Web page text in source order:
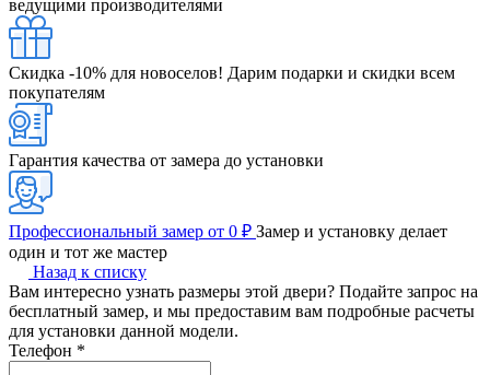
ведущими производителями
Скидка -10% для новоселов! Дарим подарки и скидки всем
покупателям
Гарантия качества от замера до установки
Профессиональный замер от 0 ₽ Замер и установку делает
один и тот же мастер
Назад к списку
Вам интересно узнать размеры этой двери? Подайте запрос на
бесплатный замер, и мы предоставим вам подробные расчеты
для установки данной модели.
Телефон *